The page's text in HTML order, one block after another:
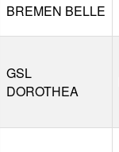
BREMEN BELLE
GSL
DOROTHEA